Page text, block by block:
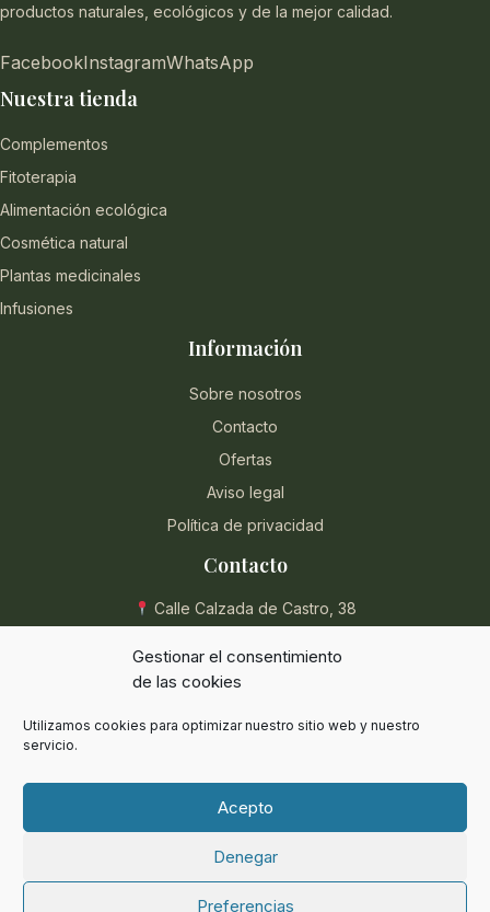
Gestionar el consentimiento
de las cookies
Utilizamos cookies para optimizar nuestro sitio web y nuestro
servicio.
Acepto
Denegar
Preferencias
productos naturales, ecológicos y de la mejor calidad.
FacebookInstagramWhatsApp
Nuestra tienda
Complementos
Fitoterapia
Alimentación ecológica
Cosmética natural
Plantas medicinales
Infusiones
Información
Sobre nosotros
Contacto
Ofertas
Aviso legal
Política de privacidad
Contacto
Calle Calzada de Castro, 38
950 854 715
Sábados: 9:00 - 13:30
© 2024 Herbolario Entreplantas. Todos los derechos reservados.